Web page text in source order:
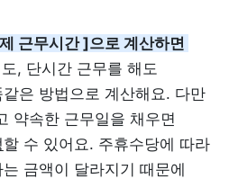
근무시간 ]으로 계산하면
, 단시간 근무를 해도
은 방법으로 계산해요. 다만
할 수 있어요. 주휴수당에 따라
금액이 달라지기 때문에